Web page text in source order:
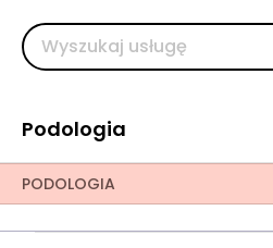
Podologia
PODOLOGIA